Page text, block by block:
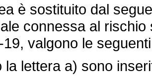
è sostituito dal
connessa al
valgono le
lettera a) sono